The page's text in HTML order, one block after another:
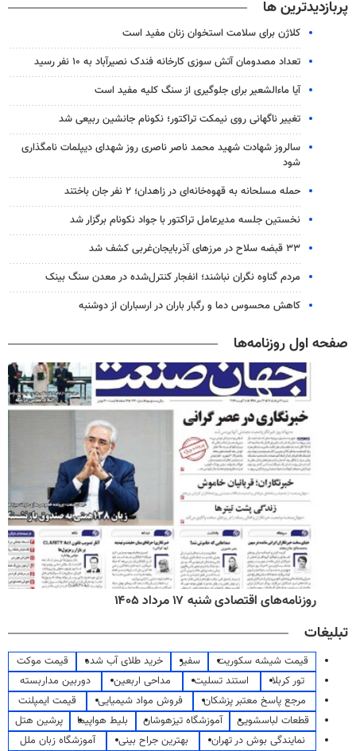
پربازدیدترین ها
کلاژن برای سلامت استخوان زنان مفید است
تعداد مصدومان آتش سوزی کارخانه فندک نصیرآباد به ۱۰ نفر رسید
آیا ماءالشعیر برای جلوگیری از سنگ کلیه مفید است
تغییر ناگهانی روی نیمکت تراکتور؛ نکونام جانشین ربیعی شد
سالروز شهادت شهید محمد ناصر ناصری روز شهدای دیپلمات نامگذاری
شود
حمله مسلحانه به قهوه‌خانه‌ای در زاهدان؛ ۲ نفر جان باختند
نخستین جلسه مدیرعامل تراکتور با جواد نکونام برگزار شد
۳۳ قبضه سلاح در مرزهای آذربایجان‌غربی کشف شد
مردم گناوه نگران نباشند؛ انفجار کنترل‌شده در معدن سنگ بینک
کاهش محسوس دما و رگبار باران در ارسباران از دوشنبه
صفحه اول روزنامه‌ها
روزنامه‌های اقتصادی شنبه ۱۷ مرداد ۱۴۰۵
تبلیغات
قیمت شیشه سکوریت سفیر خرید طلای آب شده
قیمت موکت
تور کربلا
استند تسلیت مداحی اربعین
دوربین مداربسته
مرجع پاسخ معتبر پزشکان
فروش مواد شیمیایی
قیمت ایمپلنت
قطعات لباسشویی
آموزشگاه تیزهوشان بلیط هواپیما
پرشین هتل
نمایندگی بوش در تهران
بهترین جراح بینی
آموزشگاه زبان ملل